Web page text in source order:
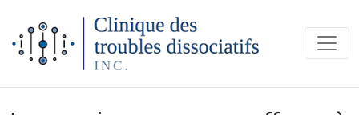
Main Navigation